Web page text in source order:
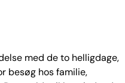
med de to helligdage,
besøg hos familie,